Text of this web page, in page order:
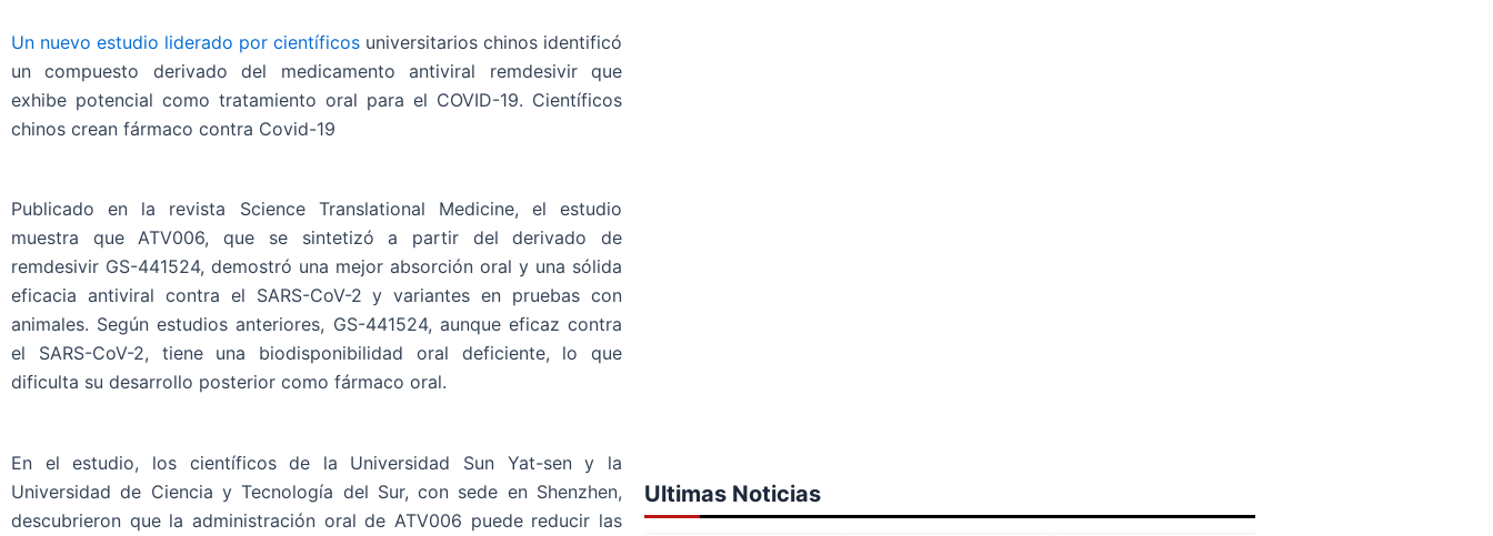
Un nuevo estudio liderado por científicos universitarios chinos identificó
un compuesto derivado del medicamento antiviral remdesivir que
exhibe potencial como tratamiento oral para el COVID-19. Científicos
chinos crean fármaco contra Covid-19
Publicado en la revista Science Translational Medicine, el estudio
muestra que ATV006, que se sintetizó a partir del derivado de
remdesivir GS-441524, demostró una mejor absorción oral y una sólida
eficacia antiviral contra el SARS-CoV-2 y variantes en pruebas con
animales. Según estudios anteriores, GS-441524, aunque eficaz contra
el SARS-CoV-2, tiene una biodisponibilidad oral deficiente, lo que
dificulta su desarrollo posterior como fármaco oral.
En el estudio, los científicos de la Universidad Sun Yat-sen y la
Universidad de Ciencia y Tecnología del Sur, con sede en Shenzhen,
descubrieron que la administración oral de ATV006 puede reducir las
Ultimas Noticias